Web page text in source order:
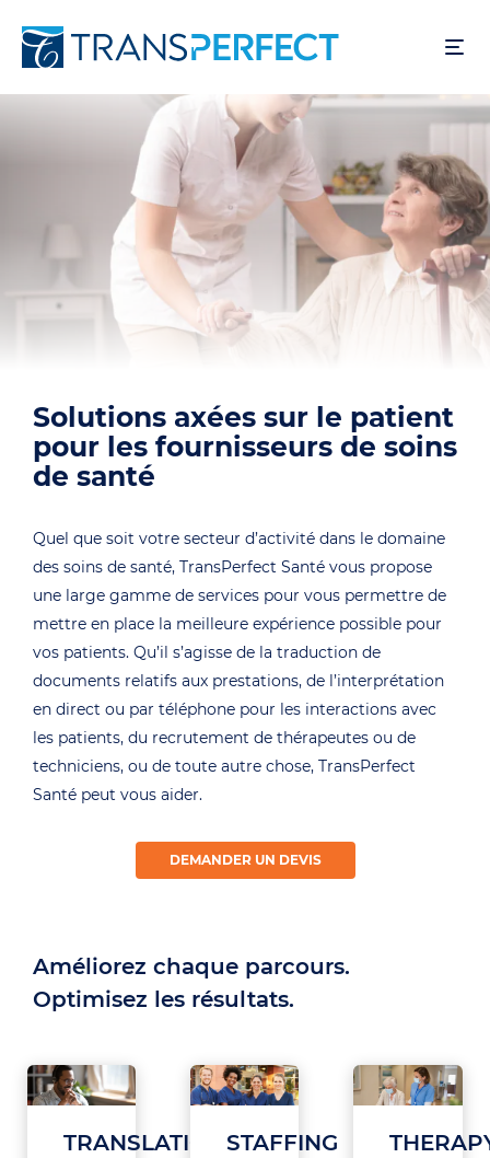
to
content
Solutions axées sur le patient
pour les fournisseurs de soins
de santé
Quel que soit votre secteur d’activité dans le domaine
des soins de santé, TransPerfect Santé vous propose
une large gamme de services pour vous permettre de
mettre en place la meilleure expérience possible pour
vos patients. Qu’il s’agisse de la traduction de
documents relatifs aux prestations, de l’interprétation
en direct ou par téléphone pour les interactions avec
les patients, du recrutement de thérapeutes ou de
techniciens, ou de toute autre chose, TransPerfect
Santé peut vous aider.
DEMANDER UN DEVIS
Améliorez chaque parcours.
Optimisez les résultats.
TRANSLATION STAFFING